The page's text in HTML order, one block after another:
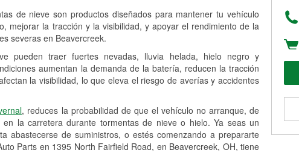
de nieve son productos diseñados para mantener tu vehículo
mejorar la tracción y la visibilidad, y apoyar el rendimiento de la
severas en Beavercreek.
pueden traer fuertes nevadas, lluvia helada, hielo negro y
aumentan la demanda de la batería, reducen la tracción
la visibilidad, lo que eleva el riesgo de averías y accidentes
, reduces la probabilidad de que el vehículo no arranque, de
la carretera durante tormentas de nieve o hielo. Ya seas un
abastecerse de suministros, o estés comenzando a prepararte
Parts en 1395 North Fairfield Road, en Beavercreek, OH, tiene